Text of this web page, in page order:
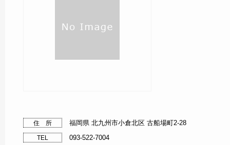
住 所 福岡県 北九州市小倉北区 古船場町2-28
TEL 093-522-7004